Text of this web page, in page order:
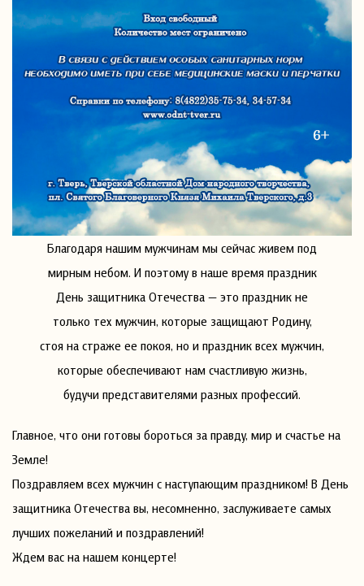
Благодаря нашим мужчинам мы сейчас живем под
мирным небом. И поэтому в наше время праздник
День защитника Отечества — это праздник не
только тех мужчин, которые защищают Родину,
стоя на страже ее покоя, но и праздник всех мужчин,
которые обеспечивают нам счастливую жизнь,
будучи представителями разных профессий.
Главное, что они готовы бороться за правду, мир и счастье на
Земле!
Поздравляем всех мужчин с наступающим праздником! В День
защитника Отечества вы, несомненно, заслуживаете самых
лучших пожеланий и поздравлений!
Ждем вас на нашем концерте!